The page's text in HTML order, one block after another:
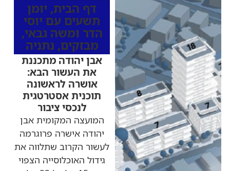
דף הבית, יומן
תשעים עם יוסי
הדר ומשה גבאי,
מבזקים, נתניה
אבן יהודה מתכננת
את העשור הבא:
אושרה לראשונה
תוכנית אסטרטגית
לנכסי ציבור
המועצה המקומית אבן
יהודה אישרה פרוגרמה
לעשור הקרוב שתלווה את
גידול האוכלוסייה הצפוי